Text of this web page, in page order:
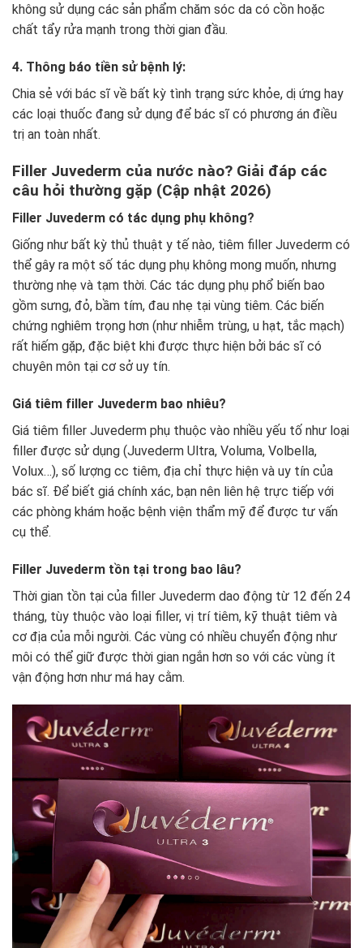
không sử dụng các sản phẩm chăm sóc da có cồn hoặc
chất tẩy rửa mạnh trong thời gian đầu.
4. Thông báo tiền sử bệnh lý:
Chia sẻ với bác sĩ về bất kỳ tình trạng sức khỏe, dị ứng hay
các loại thuốc đang sử dụng để bác sĩ có phương án điều
trị an toàn nhất.
Filler Juvederm của nước nào? Giải đáp các
câu hỏi thường gặp (Cập nhật 2026)
Filler Juvederm có tác dụng phụ không?
Giống như bất kỳ thủ thuật y tế nào, tiêm filler Juvederm có
thể gây ra một số tác dụng phụ không mong muốn, nhưng
thường nhẹ và tạm thời. Các tác dụng phụ phổ biến bao
gồm sưng, đỏ, bầm tím, đau nhẹ tại vùng tiêm. Các biến
chứng nghiêm trọng hơn (như nhiễm trùng, u hạt, tắc mạch)
rất hiếm gặp, đặc biệt khi được thực hiện bởi bác sĩ có
chuyên môn tại cơ sở uy tín.
Giá tiêm filler Juvederm bao nhiêu?
Giá tiêm filler Juvederm phụ thuộc vào nhiều yếu tố như loại
filler được sử dụng (Juvederm Ultra, Voluma, Volbella,
Volux…), số lượng cc tiêm, địa chỉ thực hiện và uy tín của
bác sĩ. Để biết giá chính xác, bạn nên liên hệ trực tiếp với
các phòng khám hoặc bệnh viện thẩm mỹ để được tư vấn
cụ thể.
Filler Juvederm tồn tại trong bao lâu?
Thời gian tồn tại của filler Juvederm dao động từ 12 đến 24
tháng, tùy thuộc vào loại filler, vị trí tiêm, kỹ thuật tiêm và
cơ địa của mỗi người. Các vùng có nhiều chuyển động như
môi có thể giữ được thời gian ngắn hơn so với các vùng ít
vận động hơn như má hay cằm.